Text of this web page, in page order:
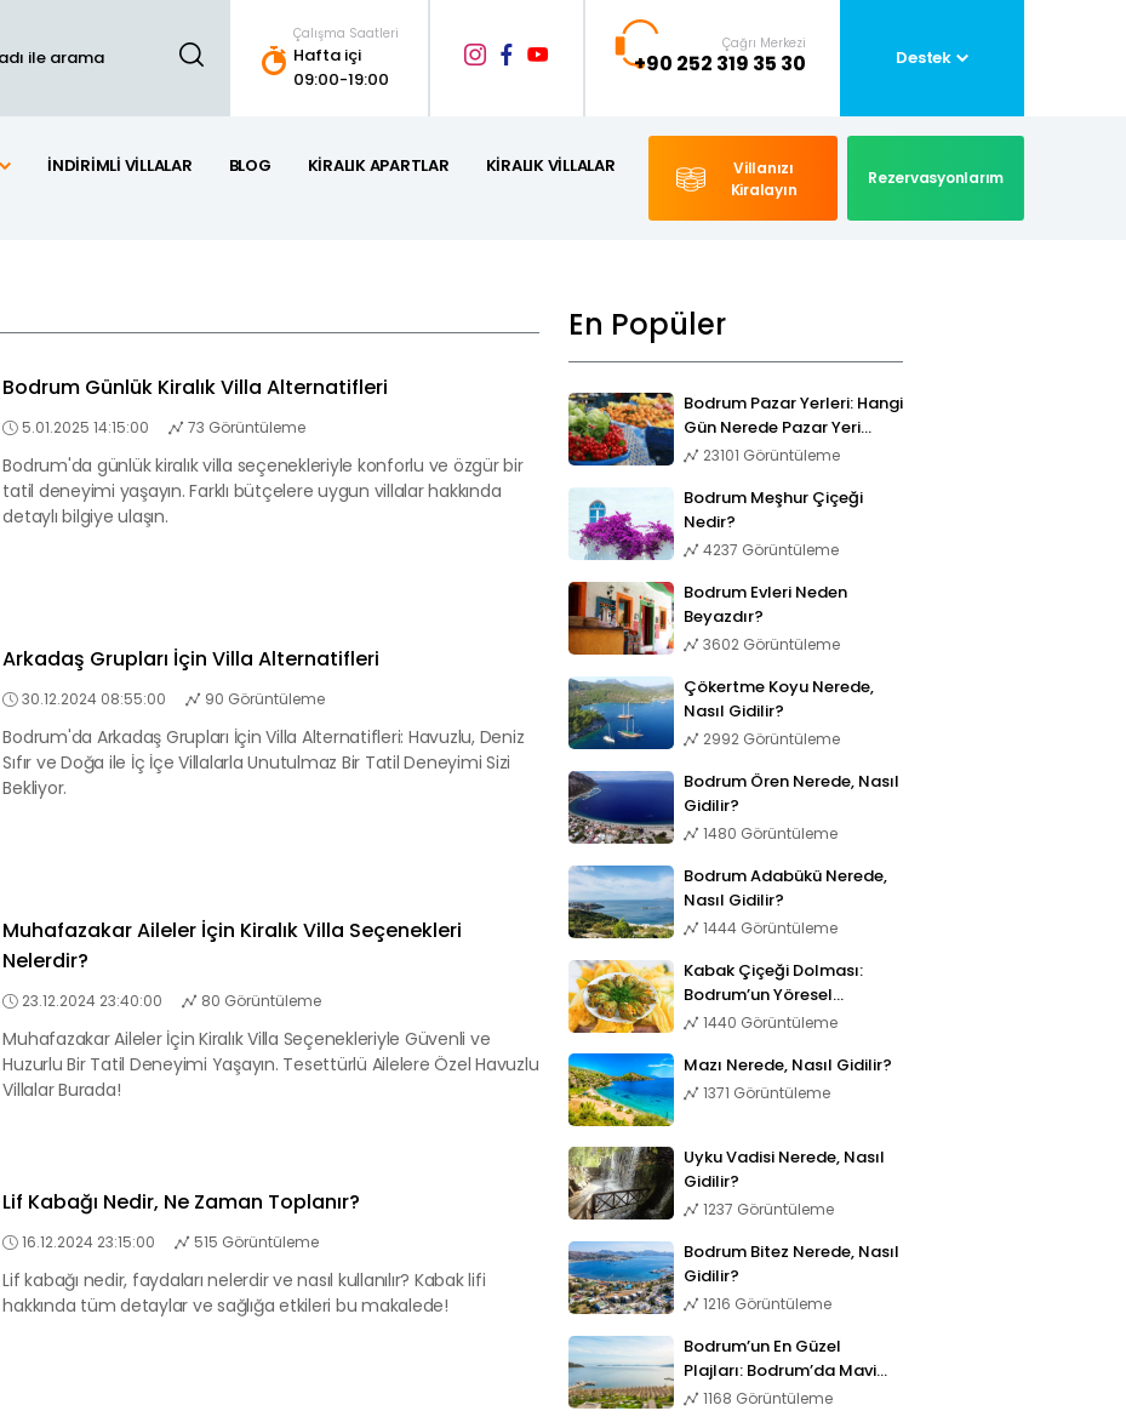
Çalışma Saatleri
Hafta içi
09:00-19:00
Çağrı Merkezi
+90 252 319 35 30 Destek
İNDIRIMLI VILLALAR BLOG KIRALIK APARTLAR
KIRALIK VILLALAR
Villanızı
Kiralayın
Rezervasyonlarım
Bodrum Günlük Kiralık Villa Alternatifleri
5.01.2025 14:15:00 73 Görüntüleme
Bodrum'da günlük kiralık villa seçenekleriyle konforlu ve özgür bir
tatil deneyimi yaşayın. Farklı bütçelere uygun villalar hakkında
detaylı bilgiye ulaşın.
Arkadaş Grupları İçin Villa Alternatifleri
30.12.2024 08:55:00 90 Görüntüleme
Bodrum'da Arkadaş Grupları İçin Villa Alternatifleri: Havuzlu, Deniz
Sıfır ve Doğa ile İç İçe Villalarla Unutulmaz Bir Tatil Deneyimi Sizi
Bekliyor.
Muhafazakar Aileler İçin Kiralık Villa Seçenekleri
Nelerdir?
23.12.2024 23:40:00 80 Görüntüleme
Muhafazakar Aileler İçin Kiralık Villa Seçenekleriyle Güvenli ve
Huzurlu Bir Tatil Deneyimi Yaşayın. Tesettürlü Ailelere Özel Havuzlu
Villalar Burada!
Lif Kabağı Nedir, Ne Zaman Toplanır?
16.12.2024 23:15:00 515 Görüntüleme
Lif kabağı nedir, faydaları nelerdir ve nasıl kullanılır? Kabak lifi
hakkında tüm detaylar ve sağlığa etkileri bu makalede!
En Popüler
Bodrum Pazar Yerleri: Hangi
Gün Nerede Pazar Yeri
Kuruluyor?
23101 Görüntüleme
Bodrum Meşhur Çiçeği
Nedir?
4237 Görüntüleme
Bodrum Evleri Neden
Beyazdır?
3602 Görüntüleme
Çökertme Koyu Nerede,
Nasıl Gidilir?
2992 Görüntüleme
Bodrum Ören Nerede, Nasıl
Gidilir?
1480 Görüntüleme
Bodrum Adabükü Nerede,
Nasıl Gidilir?
1444 Görüntüleme
Kabak Çiçeği Dolması:
Bodrum’un Yöresel
Lezzetleri
1440 Görüntüleme
Mazı Nerede, Nasıl Gidilir?
1371 Görüntüleme
Uyku Vadisi Nerede, Nasıl
Gidilir?
1237 Görüntüleme
Bodrum Bitez Nerede, Nasıl
Gidilir?
1216 Görüntüleme
Bodrum’un En Güzel
Plajları: Bodrum’da Mavi
Bayraklı 11 Plaj
1168 Görüntüleme